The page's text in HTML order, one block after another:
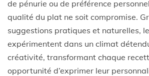
de pénurie ou de préférence
qualité du plat ne soit compromise.
suggestions pratiques et naturelles,
expérimentent dans un climat
créativité, transformant chaque
opportunité d’exprimer leur